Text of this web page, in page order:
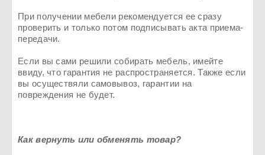
При получении мебели рекомендуется ее сразу
проверить и только потом подписывать акта приема-
передачи.
Если вы сами решили собирать мебель, имейте
ввиду, что гарантия не распространяется. Также если
вы осуществяли самовывоз, гарантии на
повреждения не будет.
Как вернуть или обменять товар?